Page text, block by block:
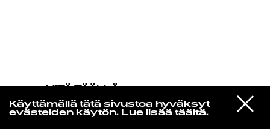
Käyttämällä tätä sivustoa hyväksyt
evästeiden käytön. Lue lisää täältä.
VIESTI
STUDIOON
MITÄ TÄÄLLÄ
Sofia Kourtesis
Habla Con Ella